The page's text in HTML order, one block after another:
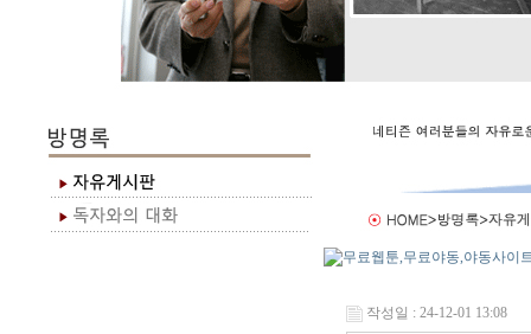
작성일 : 24-12-01 13:08